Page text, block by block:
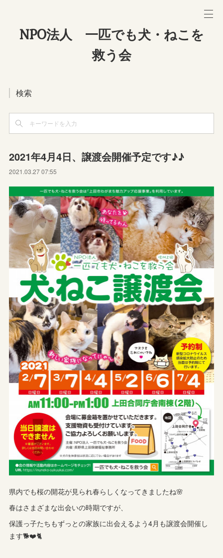
NPO法人 一匹でも犬・ねこを
救う会
検索
2021年4月4日、譲渡会開催予定です♪♪
2021.03.27 07:55
県内でも桜の開花が見られ春らしくなってきましたね🌸
春はさまざまな出会いの時期ですが、
保護っ子たちもずっとの家族に出会えるよう4月も譲渡会開催し
ます🐕️❤️🐈